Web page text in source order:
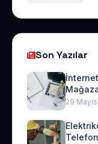
Son Yazılar
29